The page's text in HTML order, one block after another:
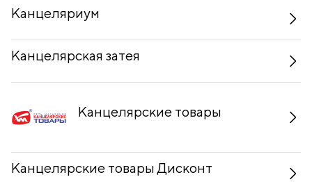
Канцеляриум
Канцелярская затея
Канцелярские товары
Канцелярские товары Дисконт